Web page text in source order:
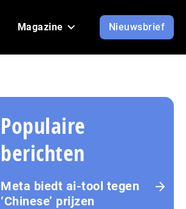
Magazine Nieuwsbrief
Populaire
berichten
Meta biedt ai-tool tegen
‘Chinese’ prijzen